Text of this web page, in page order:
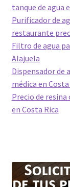
tanque de agua
Purificador de
restaurante
Filtro de agua
Alajuela
Dispensador de
médica en Costa
Precio de
en Costa Rica